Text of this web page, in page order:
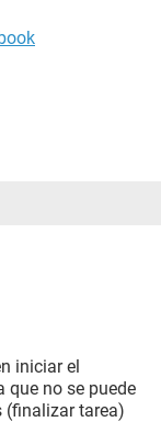
iniciar el
que no se puede
(finalizar tarea)